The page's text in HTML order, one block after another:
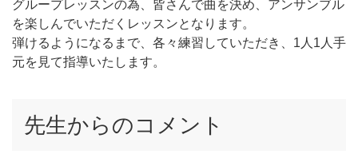
グループレッスンの為、皆さんで曲を決め、アンサンブル
を楽しんでいただくレッスンとなります。
弾けるようになるまで、各々練習していただき、1人1人手
元を見て指導いたします。
先生からのコメント